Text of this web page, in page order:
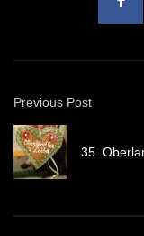
Previous Post
35.